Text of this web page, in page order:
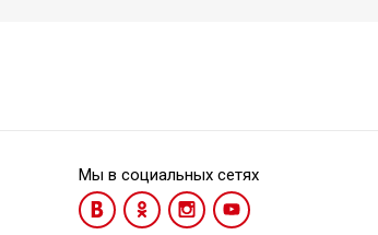
Мы в социальных сетях